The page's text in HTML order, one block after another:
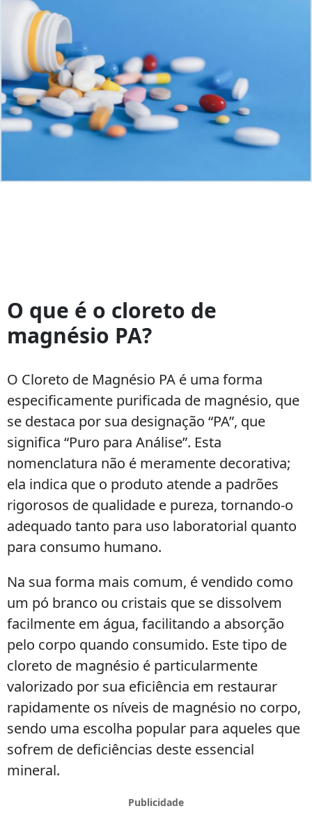
diferença
entre
de
Magnésio
PA
outras
formas
de
magnésio?
O que é o cloreto de
magnésio PA?
O Cloreto de Magnésio PA é uma forma
especificamente purificada de magnésio, que
se destaca por sua designação “PA”, que
significa “Puro para Análise”. Esta
nomenclatura não é meramente decorativa;
ela indica que o produto atende a padrões
rigorosos de qualidade e pureza, tornando-o
adequado tanto para uso laboratorial quanto
para consumo humano.
Na sua forma mais comum, é vendido como
um pó branco ou cristais que se dissolvem
facilmente em água, facilitando a absorção
pelo corpo quando consumido. Este tipo de
cloreto de magnésio é particularmente
valorizado por sua eficiência em restaurar
rapidamente os níveis de magnésio no corpo,
sendo uma escolha popular para aqueles que
sofrem de deficiências deste essencial
mineral.